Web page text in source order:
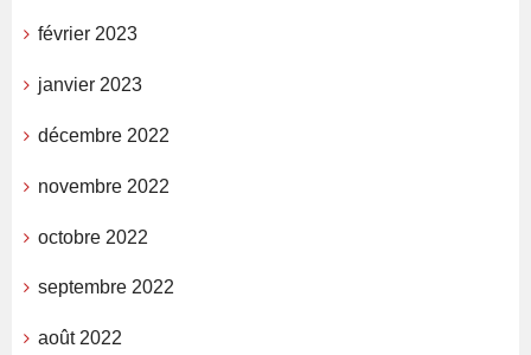
février 2023
janvier 2023
décembre 2022
novembre 2022
octobre 2022
septembre 2022
août 2022